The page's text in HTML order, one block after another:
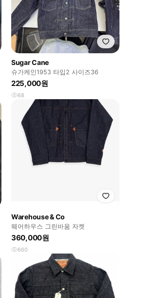
Sugar Cane
슈가케인1953 타입2 사이즈36
225,000원
68
Warehouse & Co
웨어하우스 그린바움 자켓
360,000원
660